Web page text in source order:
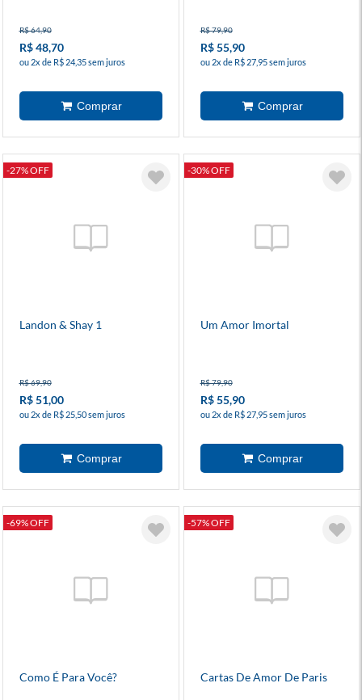
R$ 64,90
R$ 48,70
ou 2x de R$ 24,35 sem juros
R$ 79,90
R$ 55,90
ou 2x de R$ 27,95 sem juros
-27% OFF
Landon & Shay 1
R$ 69,90
R$ 51,00
ou 2x de R$ 25,50 sem juros
-30% OFF
Um Amor Imortal
R$ 79,90
R$ 55,90
ou 2x de R$ 27,95 sem juros
-69% OFF
Como É Para Você?
-57% OFF
Cartas De Amor De Paris